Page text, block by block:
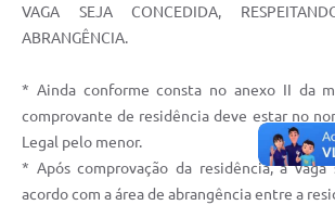
Diário Oficial
Notícias
Contato
VAGA SEJA CONCEDIDA,
ABRANGÊNCIA.
* Ainda conforme consta no anexo II da
comprovante de residência deve estar no
Legal pelo menor.
* Após comprovação da residência, a vaga
acordo com a área de abrangência entre a